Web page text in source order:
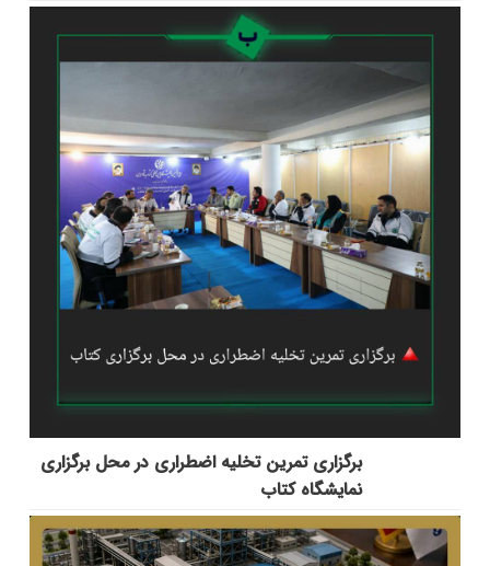
برگزاری تمرین تخلیه اضطراری در محل برگزاری
نمایشگاه کتاب